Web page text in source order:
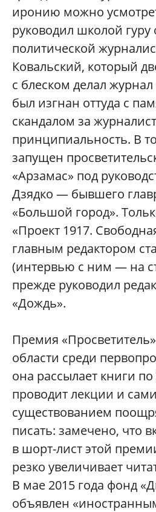
иронию можно
руководил школой
политической
Ковальский, который
с блеском делал
был изгнан оттуда с
скандалом за
принципиальность. В
запущен
«Арзамас» под
Дзядко — бывшего
«Большой город».
«Проект 1917.
главным редактором
(интервью с ним — на
прежде руководил
«Дождь».
Премия
области среди
она рассылает книги
проводит лекции и
существованием
писать: замечено, что
в шорт-лист этой
резко увеличивает
В мае 2015 года фонд
объявлен